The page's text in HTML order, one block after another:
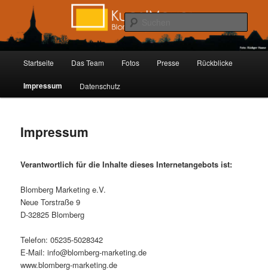
wechseln
Kunstmauer Blomberg
Startseite Das Team Fotos Presse Rückblicke
Impressum Datenschutz
Impressum
Verantwortlich für die Inhalte dieses Internetangebots ist:
Blomberg Marketing e.V.
Neue Torstraße 9
D-32825 Blomberg
Telefon: 05235-5028342
E-Mail: info@blomberg-marketing.de
www.blomberg-marketing.de